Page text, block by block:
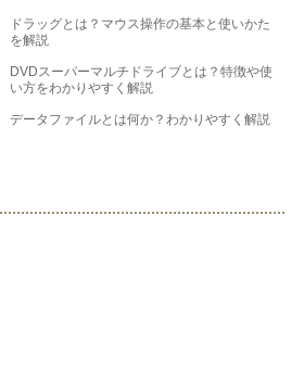
ドラッグとは？マウス操作の基本と使いかた
を解説
DVDスーパーマルチドライブとは？特徴や使
い方をわかりやすく解説
データファイルとは何か？わかりやすく解説